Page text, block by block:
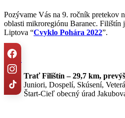
Pozývame Vás na 9. ročník pretekov
oblasti mikroregiónu Baranec.
Liptova “Cvyklo Pohára 2022”.
Trate:
Trať Filištín – 29,7 km,
Juniori, Dospelí, Skúsení,
Štart-Cieľ obecný úrad